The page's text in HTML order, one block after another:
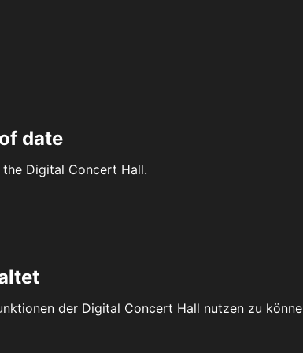
date
Digital Concert Hall.
der Digital Concert Hall nutzen zu